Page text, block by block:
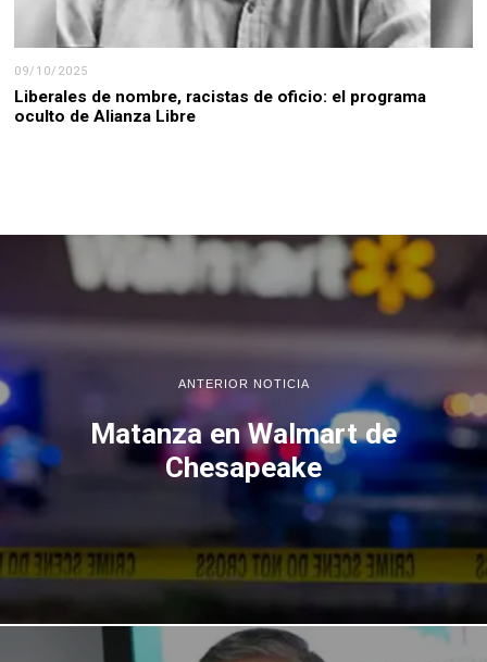
09/10/2025
Liberales de nombre, racistas de oficio: el programa
oculto de Alianza Libre
ANTERIOR NOTICIA
Matanza en Walmart de
Chesapeake